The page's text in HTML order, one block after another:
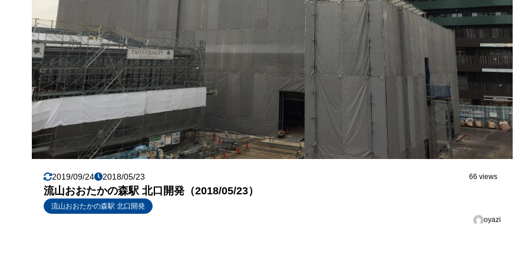
2019/09/24 2018/05/23 66 views
流山おおたかの森駅 北口開発（2018/05/23）
流山おおたかの森駅 北口開発
oyazi